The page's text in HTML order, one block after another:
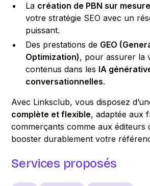
La création de PBN sur mesure
votre stratégie SEO avec un
puissant.
Des prestations de GEO
Optimization), pour assurer la
contenus dans les IA
conversationnelles.
Avec Linksclub, vous disposez
complète et flexible, adaptée aux
commerçants comme aux éditeurs
booster durablement votre
Services proposés